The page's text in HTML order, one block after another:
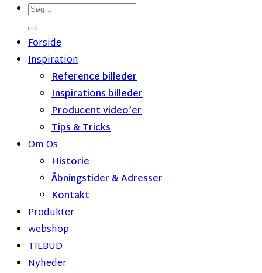
Søg
efter:
Forside
Inspiration
Reference billeder
Inspirations billeder
Producent video’er
Tips & Tricks
Om Os
Historie
Åbningstider & Adresser
Kontakt
Produkter
webshop
TILBUD
Nyheder